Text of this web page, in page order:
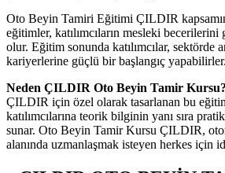
Oto Beyin Tamiri Eğitimi ÇILDIR
eğitimler, katılımcıların mesleki becerilerini
olur. Eğitim sonunda katılımcılar, sektörde
kariyerlerine güçlü bir başlangıç yapabilirler.
Neden ÇILDIR Oto Beyin Tamir Kursu?
ÇILDIR için özel olarak tasarlanan bu
katılımcılarına teorik bilginin yanı sıra
sunar. Oto Beyin Tamir Kursu ÇILDIR,
alanında uzmanlaşmak isteyen herkes için